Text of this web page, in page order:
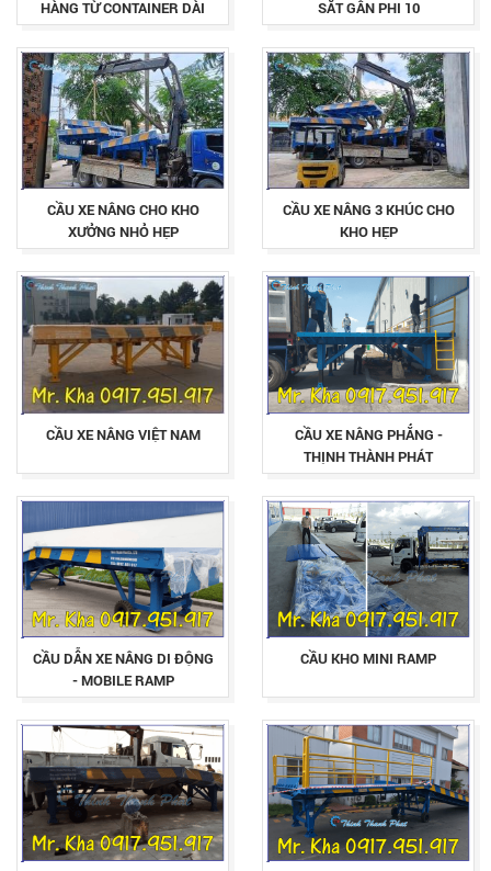
HÀNG TỪ CONTAINER DÀI
12.5M
SẮT GÂN PHI 10
CẦU XE NÂNG CHO KHO
XƯỞNG NHỎ HẸP
CẦU XE NÂNG 3 KHÚC CHO
KHO HẸP
CẦU XE NÂNG VIỆT NAM
CẦU XE NÂNG PHẲNG -
THỊNH THÀNH PHÁT
CẦU DẪN XE NÂNG DI ĐỘNG
- MOBILE RAMP
CẦU KHO MINI RAMP